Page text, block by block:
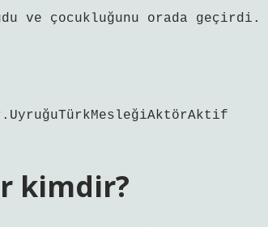
ve çocukluğunu orada geçirdi.
kimdir?